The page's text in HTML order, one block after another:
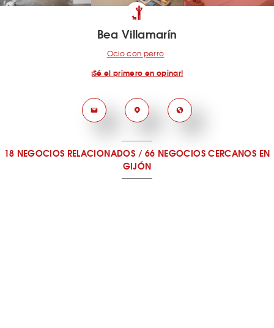
Bea Villamarín
Ocio con perro
¡Sé el primero en opinar!
18 NEGOCIOS RELACIONADOS/66 NEGOCIOS CERCANOS EN
GIJÓN